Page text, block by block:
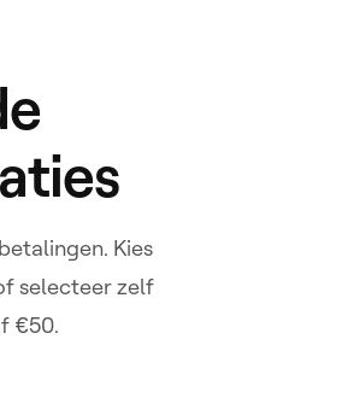
Kies
selecteer zelf
€50.